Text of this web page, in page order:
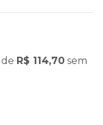
de R$ 114,70 sem